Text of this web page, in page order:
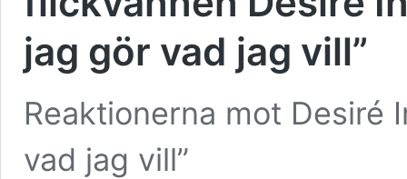
jag gör vad jag vill”
Reaktionerna mot Desiré
vad jag vill”